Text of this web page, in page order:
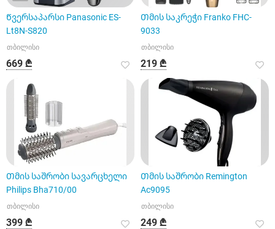
Წვერსაპარსი Panasonic ES-
Lt8N-S820
თბილისი
669 ₾
Თმის საკრეჭი Franko FHC-
9033
თბილისი
219 ₾
Თმის საშრობი სავარცხელი
Philips Bha710/00
თბილისი
399 ₾
Თმის საშრობი Remington
Ac9095
თბილისი
249 ₾